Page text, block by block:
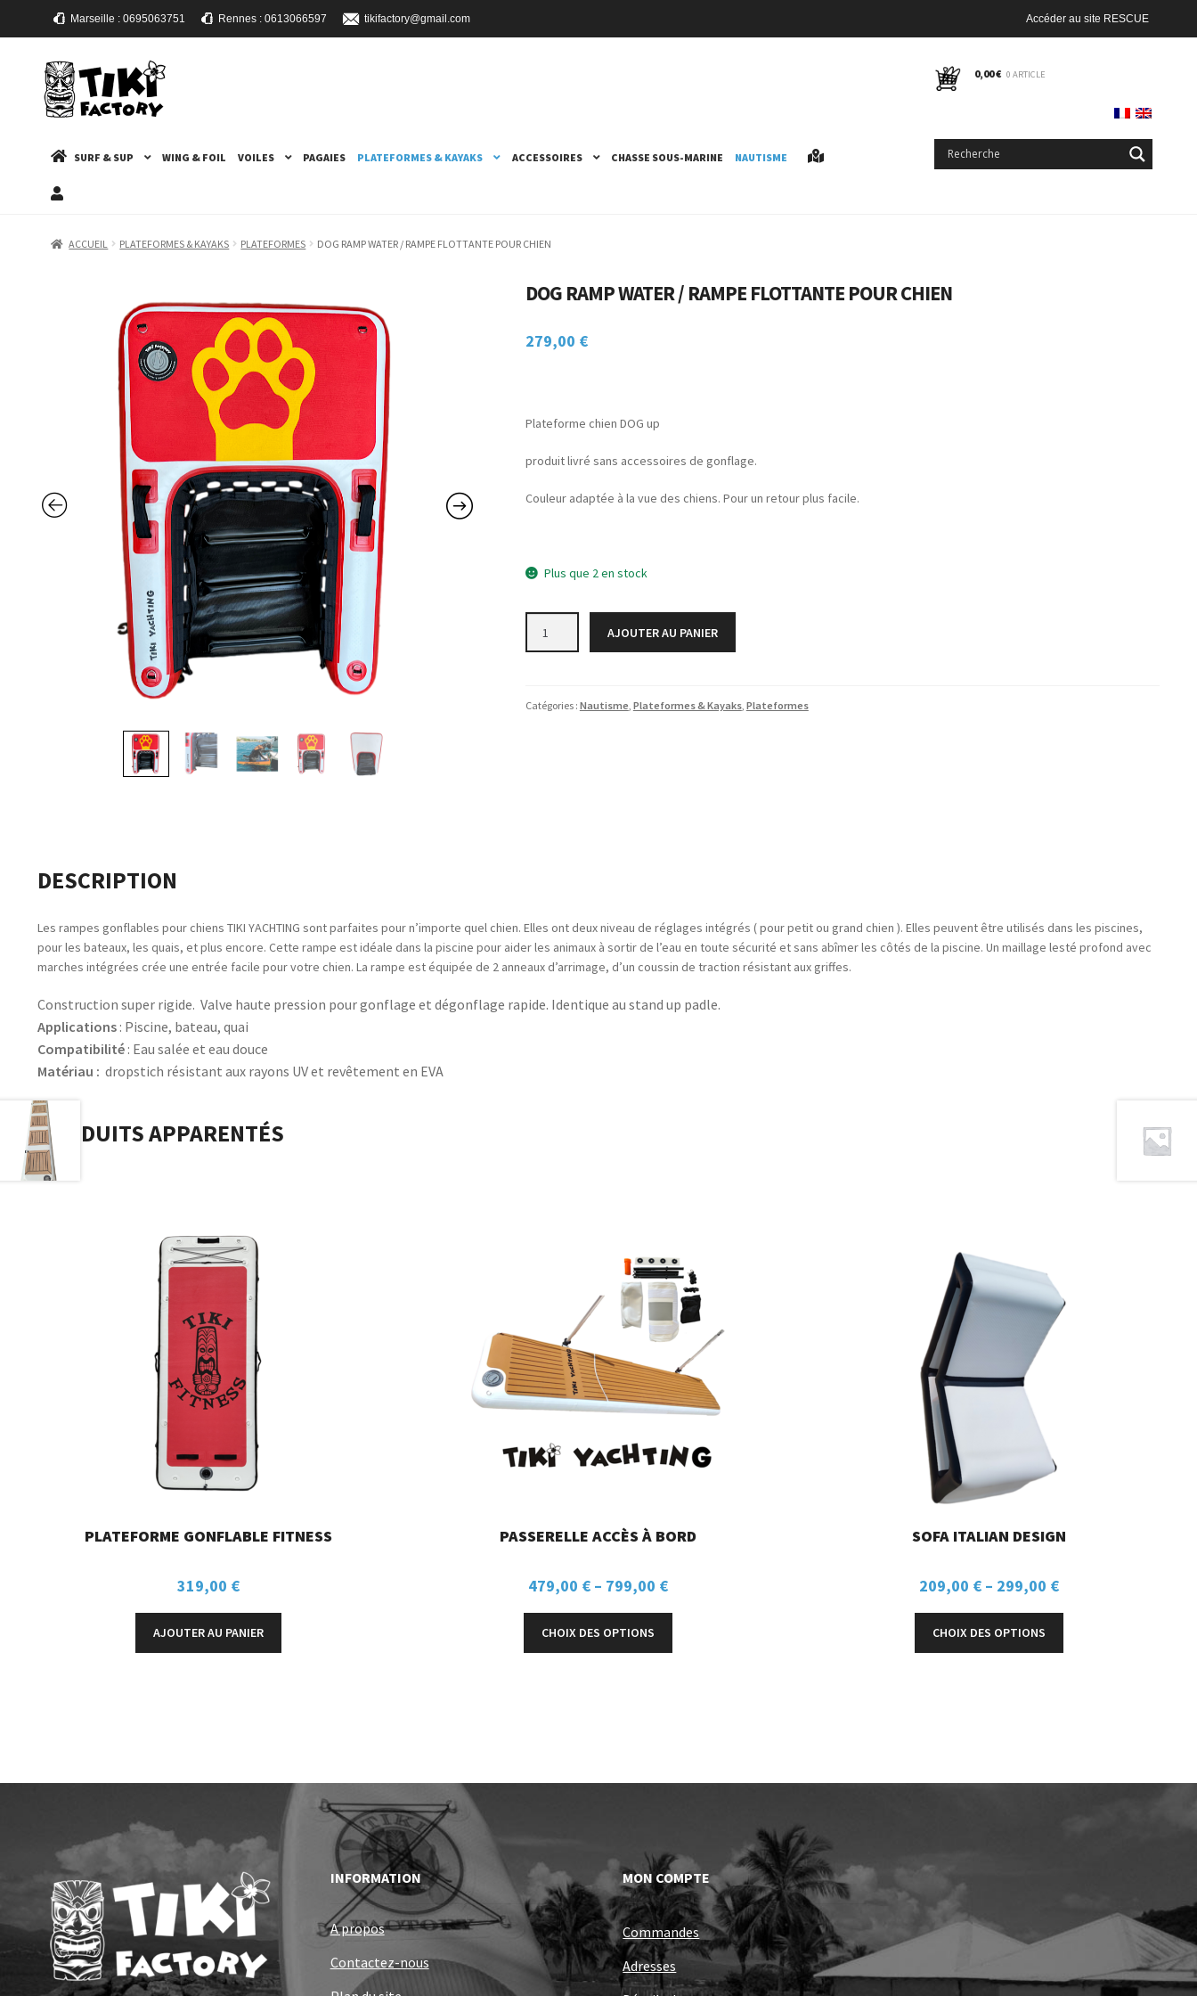
Marseille : 0695063751 Rennes : 0613066597 tikifactory@gmail.com Accéder au site RESCUE
ALLER
LA
NAVIGATION
ALLER
AU
CONTENU
SURF & SUP WING & FOIL VOILES PAGAIES PLATEFORMES & KAYAKS ACCESSOIRES CHASSE SOUS-MARINE NAUTISME
0,00€ 0 ARTICLE
ACCUEIL PLATEFORMES & KAYAKS PLATEFORMES DOG RAMP WATER / RAMPE FLOTTANTE POUR CHIEN
DOG RAMP WATER / RAMPE FLOTTANTE POUR CHIEN
279,00 €
Plateforme chien DOG up
produit livré sans accessoires de gonflage.
Couleur adaptée à la vue des chiens. Pour un retour plus facile.
Plus que 2 en stock
WATER
AJOUTER AU PANIER
Catégories : Nautisme, Plateformes & Kayaks, Plateformes
DESCRIPTION
Les rampes gonflables pour chiens TIKI YACHTING sont parfaites pour n’importe quel chien. Elles ont deux niveau de réglages intégrés ( pour petit ou grand chien ). Elles peuvent être utilisés dans les piscines,
pour les bateaux, les quais, et plus encore. Cette rampe est idéale dans la piscine pour aider les animaux à sortir de l’eau en toute sécurité et sans abîmer les côtés de la piscine. Un maillage lesté profond avec
marches intégrées crée une entrée facile pour votre chien. La rampe est équipée de 2 anneaux d’arrimage, d’un coussin de traction résistant aux griffes.
Construction super rigide. Valve haute pression pour gonflage et dégonflage rapide. Identique au stand up padle.
Applications : Piscine, bateau, quai
Compatibilité : Eau salée et eau douce
Matériau : dropstich résistant aux rayons UV et revêtement en EVA
PRODUITS APPARENTÉS
PLATEFORME GONFLABLE FITNESS
319,00 €
AJOUTER AU PANIER
PASSERELLE ACCÈS À BORD
479,00 € – 799,00 €
CHOIX DES OPTIONS
SOFA ITALIAN DESIGN
209,00 €– 299,00 €
CHOIX DES OPTIONS
INFORMATION
A propos
Contactez-nous
MON COMPTE
Commandes
Adresses